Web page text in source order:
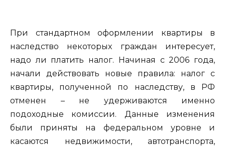
При стандартном оформлении квартиры в
наследство некоторых граждан интересует,
надо ли платить налог. Начиная с 2006 года,
начали действовать новые правила: налог с
квартиры, полученной по наследству, в РФ
отменен – не удерживаются именно
подоходные комиссии. Данные изменения
были приняты на федеральном уровне и
касаются недвижимости, автотранспорта,